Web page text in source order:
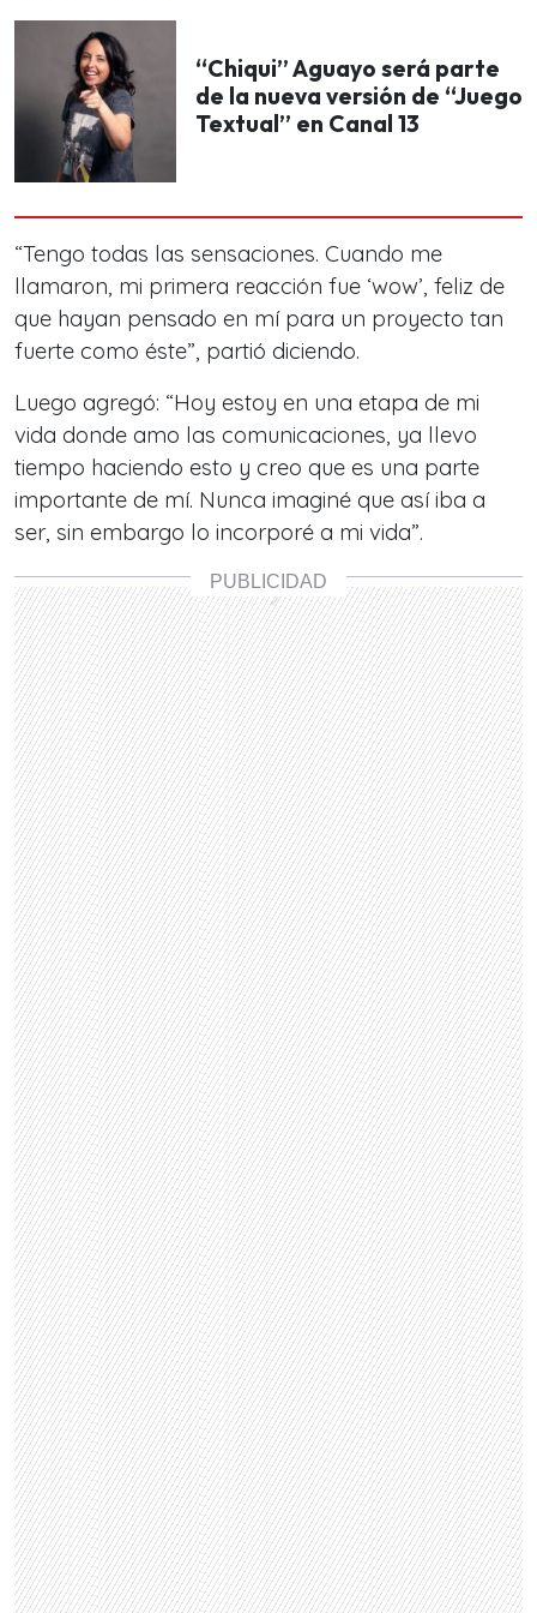
“Chiqui” Aguayo será parte
de la nueva versión de “Juego
Textual” en Canal 13
“Tengo todas las sensaciones. Cuando me
llamaron, mi primera reacción fue ‘wow’, feliz de
que hayan pensado en mí para un proyecto tan
fuerte como éste”, partió diciendo.
Luego agregó: “Hoy estoy en una etapa de mi
vida donde amo las comunicaciones, ya llevo
tiempo haciendo esto y creo que es una parte
importante de mí. Nunca imaginé que así iba a
ser, sin embargo lo incorporé a mi vida”.